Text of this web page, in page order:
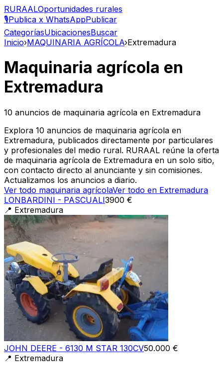
RURAALOportunidades rurales
🎙️Publica x WhatsAppPublicar
CategoríasUbicacionesBuscar
Inicio›MAQUINARIA AGRÍCOLA›Extremadura
Maquinaria agrícola en
Extremadura
10 anuncios de maquinaria agrícola en Extremadura
Explora 10 anuncios de maquinaria agrícola en
Extremadura, publicados directamente por particulares
y profesionales del medio rural. RURAAL reúne la oferta
de maquinaria agrícola de Extremadura en un solo sitio,
con contacto directo al anunciante y sin comisiones.
Actualizamos los anuncios a diario.
Ver todo maquinaria agrícolaVer todo en Extremadura
LONBARDINI - PASCUALI3900 €
📍 Extremadura
JOHN DEERE - 6130 M STAR 130CV50.000 €
📍 Extremadura